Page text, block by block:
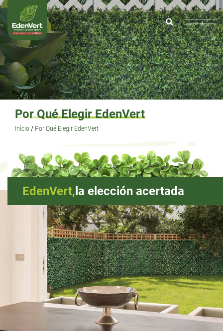
Por Qué Elegir EdenVert
Inicio / Por Qué Elegir EdenVert
EdenVert,la elección acertada